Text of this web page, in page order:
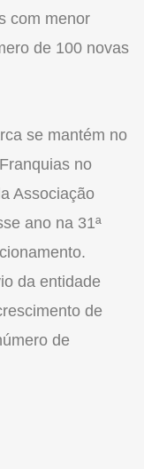
com menor
de 100 novas
se mantém no
no
Associação
ano na 31ª
da entidade
de
de